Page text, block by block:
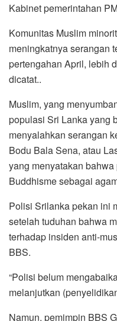
Kabinet pemerintahan
Komunitas Muslim
meningkatnya serangan
pertengahan April, lebih
dicatat..
Muslim, yang
populasi Sri Lanka yang
menyalahkan serangan
Bodu Bala Sena, atau
yang menyatakan
Buddhisme sebagai
Polisi Srilanka pekan ini
setelah tuduhan bahwa
terhadap insiden anti-
BBS.
“Polisi belum
melanjutkan
Namun, pemimpin BBS